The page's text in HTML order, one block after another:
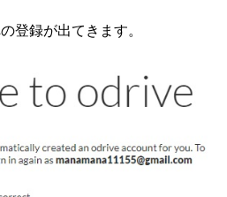
登録が出てきます。